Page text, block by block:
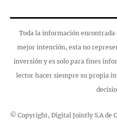
Toda la información encontrada
mejor intención, esta no
inversión y es solo para fines
lector hacer siempre su propia
© Copyright, Digital Jointly S.A de